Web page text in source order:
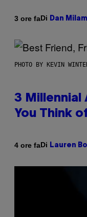
3 ore faDi Dan Milam
PHOTO BY KEVIN
3 Millennial
You Think
4 ore faDi Lauren